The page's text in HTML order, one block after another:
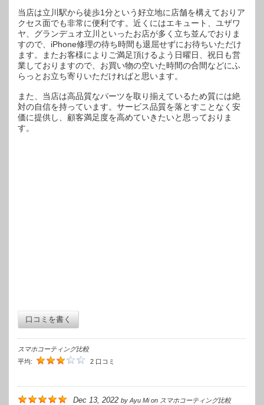
当店は立川駅から徒歩1分という好立地に店舗を構えておりア
クセス面でも非常に便利です。近くにはエキュート、ユザワ
ヤ、グランデュオ立川といったお店が多く立ち並んでおりま
すので、iPhone修理の待ち時間も退屈せずにお待ちいただけ
ます。またお客様によりご満足頂けるよう日曜日、祝日も営
業しておりますので、お買い物の空いた時間の合間などにふ
らっとお立ち寄りいただければと思います。
また、当店は高品質なパーツを取り揃えているため質には絶
対の自信を持っています。サービス品質を落とすことなく安
価に提供し、顧客満足度を高めていきたいと思っておりま
す。
口コミを書く
スマホコーティング比較
平均:
2 口コミ
Dec 13, 2022 by Ayu Mion スマホコーティング比較